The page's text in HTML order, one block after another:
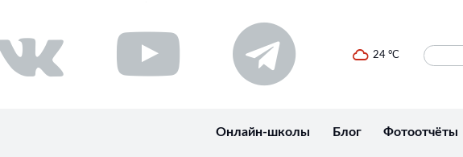
24 °C
Онлайн-школы Блог Фотоотчёты